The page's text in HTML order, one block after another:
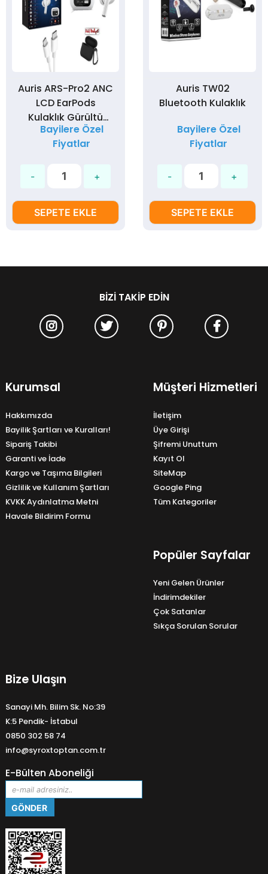
Auris ARS-Pro2 ANC
LCD EarPods
Kulaklık Gürültü
Engelleme - Silikon
Kılıf Hediyeli
Bayilere Özel
Fiyatlar
SEPETE EKLE
Auris TW02
Bluetooth Kulaklık
Bayilere Özel
Fiyatlar
SEPETE EKLE
BIZI TAKIP EDIN
Kurumsal
Hakkımızda
Bayilik Şartları ve Kuralları!
Sipariş Takibi
Garanti ve İade
Kargo ve Taşıma Bilgileri
Gizlilik ve Kullanım Şartları
KVKK Aydınlatma Metni
Havale Bildirim Formu
Müşteri Hizmetleri
İletişim
Üye Girişi
Şifremi Unuttum
Kayıt Ol
SiteMap
Google Ping
Tüm Kategoriler
Popüler Sayfalar
Yeni Gelen Ürünler
İndirimdekiler
Çok Satanlar
Sıkça Sorulan Sorular
Bize Ulaşın
Sanayi Mh. Bilim Sk. No:39
K:5 Pendik- İstabul
0850 302 58 74
info@syroxtoptan.com.tr
E-Bülten Aboneliği